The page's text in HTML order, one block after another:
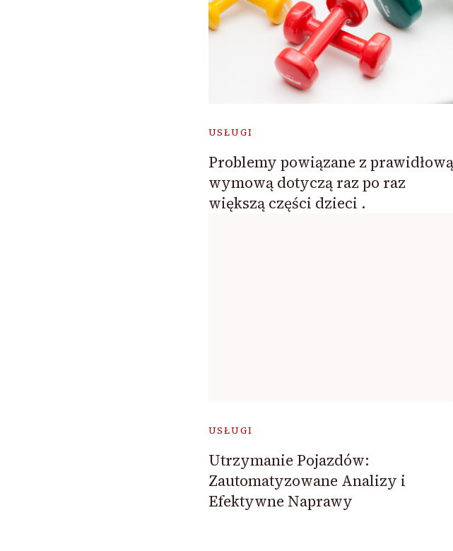
USŁUGI
Problemy powiązane z prawidłową
wymową dotyczą raz po raz
większą części dzieci .
USŁUGI
Utrzymanie Pojazdów:
Zautomatyzowane Analizy i
Efektywne Naprawy